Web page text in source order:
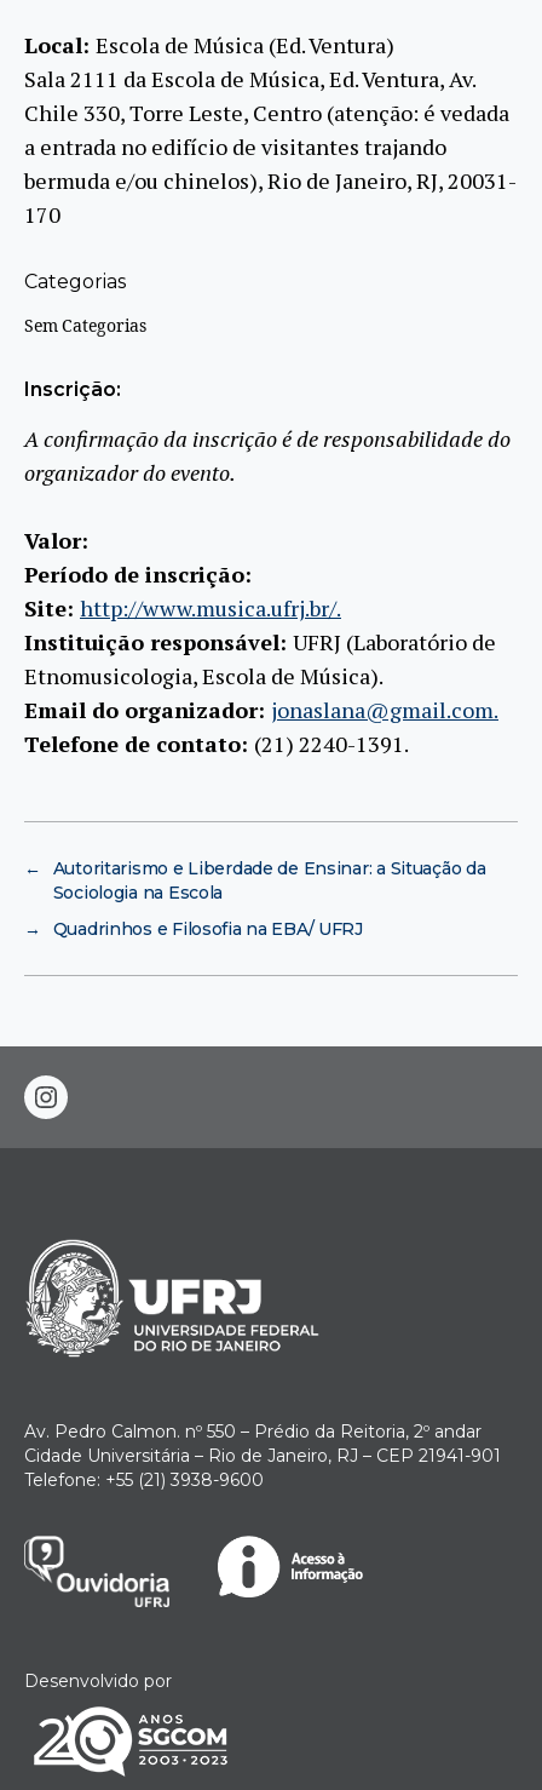
Local: Escola de Música (Ed. Ventura)
Sala 2111 da Escola de Música, Ed. Ventura, Av.
Chile 330, Torre Leste, Centro (atenção: é vedada
a entrada no edifício de visitantes trajando
bermuda e/ou chinelos), Rio de Janeiro, RJ, 20031-
170
Categorias
Sem Categorias
Inscrição:
A confirmação da inscrição é de responsabilidade do
organizador do evento.
Valor:
Período de inscrição:
Site: http://www.musica.ufrj.br/.
Instituição responsável: UFRJ (Laboratório de
Etnomusicologia, Escola de Música).
Email do organizador: jonaslana@gmail.com.
Telefone de contato: (21) 2240-1391.
←
Autoritarismo e Liberdade de Ensinar: a Situação da
Sociologia na Escola
→
Quadrinhos e Filosofia na EBA/ UFRJ
instagram
Av. Pedro Calmon. nº 550 – Prédio da Reitoria, 2º andar
Cidade Universitária – Rio de Janeiro, RJ – CEP 21941-901
Telefone: +55 (21) 3938-9600
Desenvolvido por